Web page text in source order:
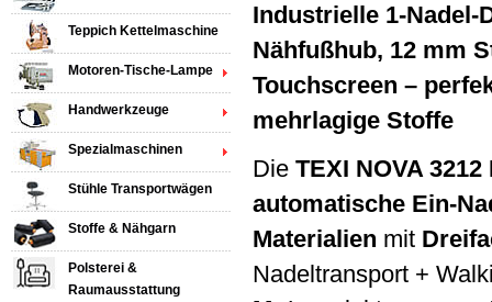
Industrielle 1-Nadel-
Nähfußhub, 12 mm
Touchscreen –
mehrlagige Stoffe
Die TEXI NOVA 3212
automatische Ein-
Materialien mit
Nadeltransport +
Teppich Kettelmaschine
Motoren-Tische-Lampe
Handwerkzeuge
Spezialmaschinen
Stühle Transportwägen
Stoffe & Nähgarn
Polsterei &
Raumausstattung